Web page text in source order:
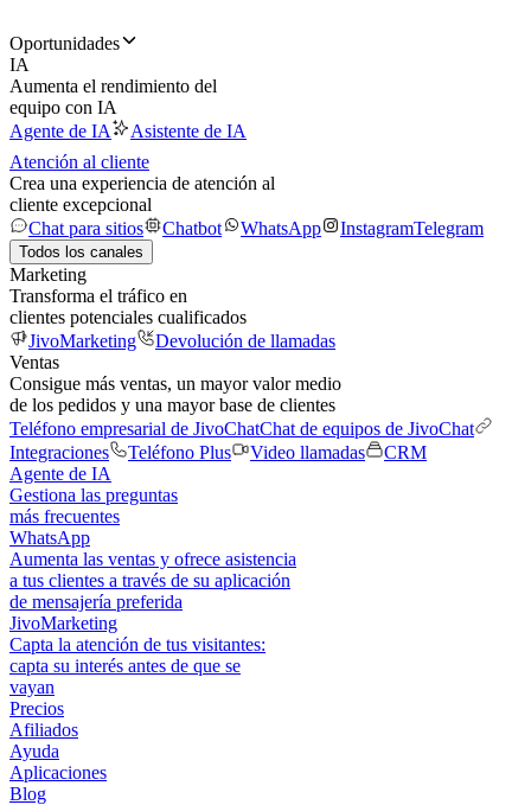
Oportunidades
IA
Aumenta el rendimiento del
equipo con IA
Agente de IA
Asistente de IA
Atención al cliente
Crea una experiencia de atención al
cliente excepcional
Chat para sitios
Chatbot WhatsApp InstagramTelegram
Todos los canales
Marketing
Transforma el tráfico en
clientes potenciales cualificados
JivoMarketing
Devolución de llamadas
Ventas
Consigue más ventas, un mayor valor medio
de los pedidos y una mayor base de clientes
Teléfono empresarial de JivoChatChat de equipos de JivoChat
Integraciones
Teléfono Plus Video llamadas
CRM
Agente de IA
Gestiona las preguntas
más frecuentes
WhatsApp
Aumenta las ventas y ofrece asistencia
a tus clientes a través de su aplicación
de mensajería preferida
JivoMarketing
Capta la atención de tus visitantes:
capta su interés antes de que se
vayan
Precios
Afiliados
Ayuda
Aplicaciones
Blog